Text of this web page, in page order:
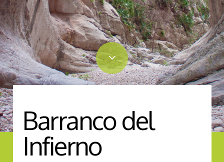
Barranco del
Infierno